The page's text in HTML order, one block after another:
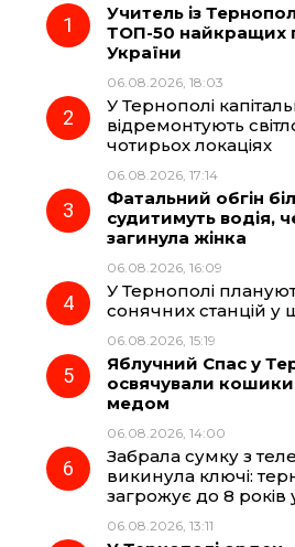
e
o
k
e
r
a
m
Учитель із
ТОП-50 найкращих
України
06.08.2026, 18:03
У Тернополі
відремонтують
чотирьох локаціях
06.08.2026, 17:14
Фатальний обгін
судитимуть водія,
загинула жінка
06.08.2026, 16:09
У Тернополі
сонячних станцій у
06.08.2026, 15:19
Яблучний Спас у
освячували
медом
06.08.2026, 14:00
Забрала сумку з
викинула ключі:
загрожує до 8 років
06.08.2026, 13:11